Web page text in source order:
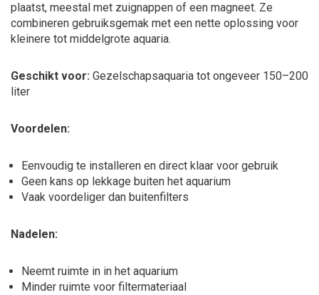
plaatst, meestal met zuignappen of een magneet. Ze
combineren gebruiksgemak met een nette oplossing voor
kleinere tot middelgrote aquaria.
Geschikt voor: Gezelschapsaquaria tot ongeveer 150–200
liter
Voordelen:
Eenvoudig te installeren en direct klaar voor gebruik
Geen kans op lekkage buiten het aquarium
Vaak voordeliger dan buitenfilters
Nadelen:
Neemt ruimte in in het aquarium
Minder ruimte voor filtermateriaal